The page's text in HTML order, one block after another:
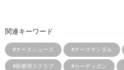
関連キーワード
#ナースシューズ #ナースサンダル
#医療用スクラブ #カーディガン